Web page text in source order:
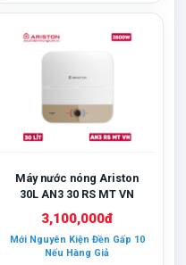
Máy nước nóng Ariston
30L AN3 30 RS MT VN
3,100,000đ
Mới Nguyên Kiện Đền Gấp 10
Nếu Hàng Giả